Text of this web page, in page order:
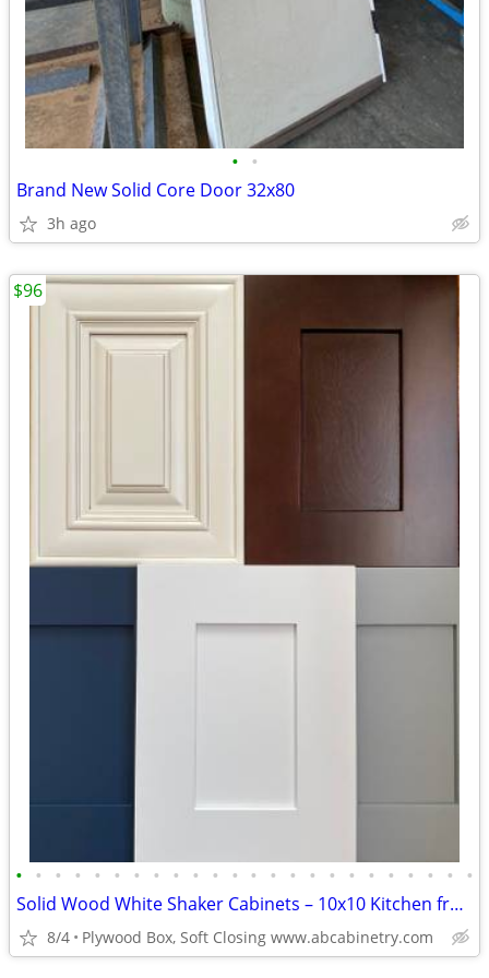
• •
Brand New Solid Core Door 32x80
3h ago
• • • • • • • • • • • • • • • • • • • • • • • •
Solid Wood White Shaker Cabinets – 10x10 Kitchen from $1,950+ (Free De
8/4 Plywood Box, Soft Closing www.abcabinetry.com
$96